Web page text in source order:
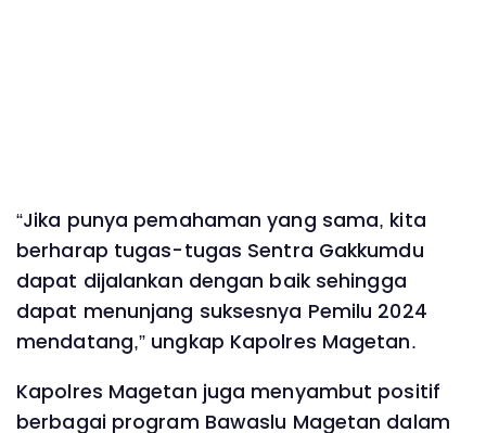
“Jika punya pemahaman yang sama, kita
berharap tugas-tugas Sentra Gakkumdu
dapat dijalankan dengan baik sehingga
dapat menunjang suksesnya Pemilu 2024
mendatang,” ungkap Kapolres Magetan.
Kapolres Magetan juga menyambut positif
berbagai program Bawaslu Magetan dalam